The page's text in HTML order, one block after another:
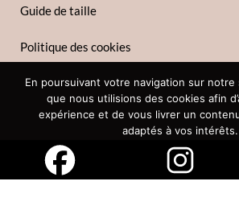
Guide de taille
Politique des cookies
Politique de confidentialité
Copyright © 2023 Zina Lina. Tous
En poursuivant votre navigation sur
que nous utilisions des cookies afin
expérience et de vous livrer un
adaptés à vos intérêts.
Politique des